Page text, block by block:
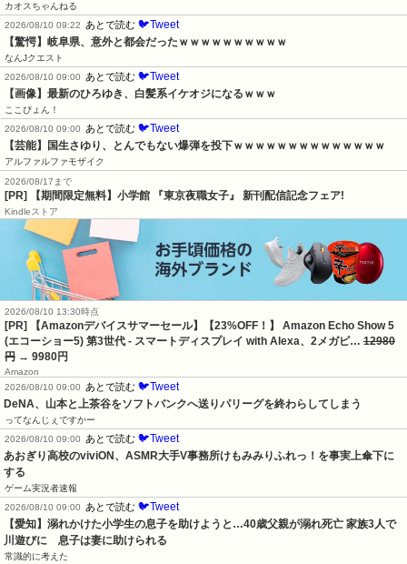
カオスちゃんねる
2026/08/10 09:22
あとで読む 🐦Tweet
【驚愕】岐阜県、意外と都会だったｗｗｗｗｗｗｗｗｗｗ
なんJクエスト
2026/08/10 09:00
あとで読む 🐦Tweet
【画像】最新のひろゆき、白髪系イケオジになるｗｗｗ
ここぴょん！
2026/08/10 09:00
あとで読む 🐦Tweet
【芸能】国生さゆり、とんでもない爆弾を投下ｗｗｗｗｗｗｗｗｗｗｗｗｗｗ
アルファルファモザイク
2026/08/17まで
[PR] 【期間限定無料】小学館 『東京夜職女子』 新刊配信記念フェア!
Kindleストア
2026/08/10 13:30時点
[PR] 【Amazonデバイスサマーセール】【23%OFF！】 Amazon Echo Show 5
(エコーショー5) 第3世代 - スマートディスプレイ with Alexa、2メガピ… 12980
円 → 9980円
Amazon
2026/08/10 09:00
あとで読む 🐦Tweet
DeNA、山本と上茶谷をソフトバンクへ送りパリーグを終わらしてしまう
ってなんじぇですかー
2026/08/10 09:00
あとで読む 🐦Tweet
あおぎり高校のviviON、ASMR大手V事務所けもみみりふれっ！を事実上傘下に
する
ゲーム実況者速報
2026/08/10 09:00
あとで読む 🐦Tweet
【愛知】溺れかけた小学生の息子を助けようと…40歳父親が溺れ死亡 家族3人で
川遊びに　息子は妻に助けられる
常識的に考えた